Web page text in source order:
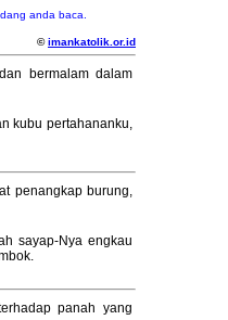
anda baca.
©imankatolik.or.id
bermalam dalam
kubu pertahananku,
penangkap burung,
sayap-Nya engkau
panah yang